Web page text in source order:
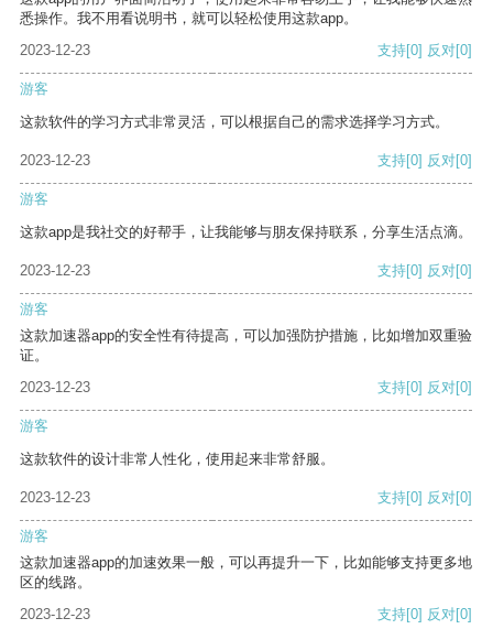
悉操作。我不用看说明书，就可以轻松使用这款app。
2023-12-23
支持[0] 反对[0]
游客
这款软件的学习方式非常灵活，可以根据自己的需求选择学习方式。
2023-12-23 支持[0] 反对[0]
游客
这款app是我社交的好帮手，让我能够与朋友保持联系，分享生活点滴。
2023-12-23 支持[0] 反对[0]
游客
这款加速器app的安全性有待提高，可以加强防护措施，比如增加双重验
证。
2023-12-23
支持[0] 反对[0]
游客
这款软件的设计非常人性化，使用起来非常舒服。
2023-12-23 支持[0] 反对[0]
游客
这款加速器app的加速效果一般，可以再提升一下，比如能够支持更多地
区的线路。
2023-12-23
支持[0] 反对[0]